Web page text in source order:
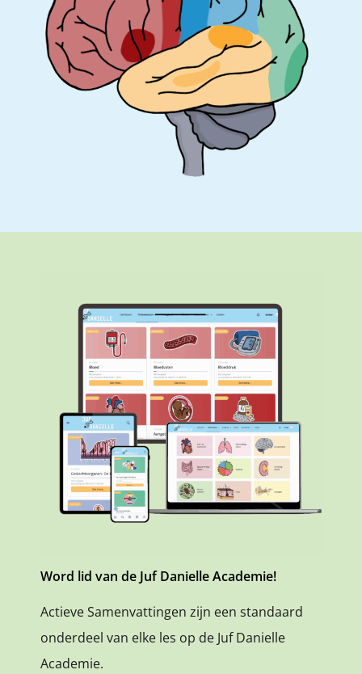
Word lid van de Juf Danielle Academie!
Actieve Samenvattingen zijn een standaard
onderdeel van elke les op de Juf Danielle
Academie.